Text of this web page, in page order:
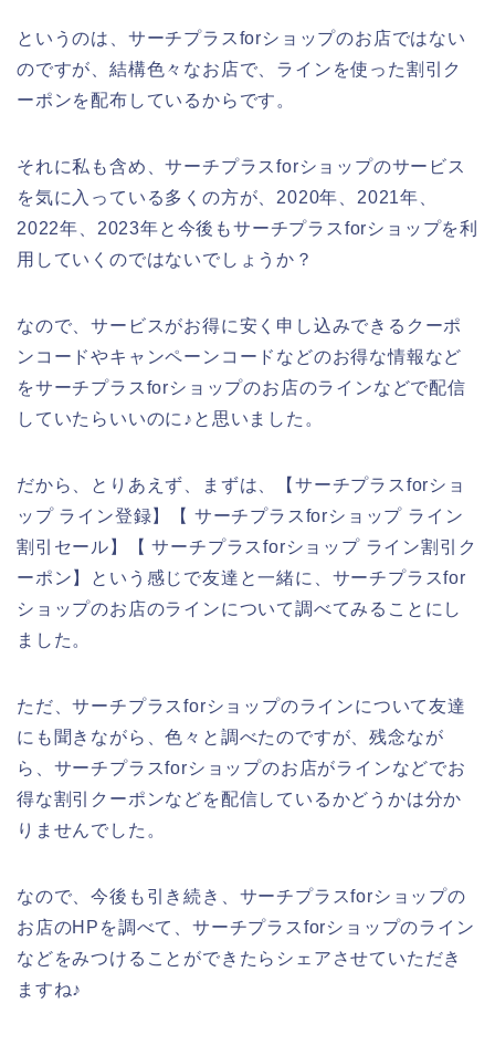
というのは、サーチプラスforショップのお店ではない
のですが、結構色々なお店で、ラインを使った割引ク
ーポンを配布しているからです。
それに私も含め、サーチプラスforショップのサービス
を気に入っている多くの方が、2020年、2021年、
2022年、2023年と今後もサーチプラスforショップを利
用していくのではないでしょうか？
なので、サービスがお得に安く申し込みできるクーポ
ンコードやキャンペーンコードなどのお得な情報など
をサーチプラスforショップのお店のラインなどで配信
していたらいいのに♪と思いました。
だから、とりあえず、まずは、【サーチプラスforショ
ップ ライン登録】【 サーチプラスforショップ ライン
割引セール】【 サーチプラスforショップ ライン割引ク
ーポン】という感じで友達と一緒に、サーチプラスfor
ショップのお店のラインについて調べてみることにし
ました。
ただ、サーチプラスforショップのラインについて友達
にも聞きながら、色々と調べたのですが、残念なが
ら、サーチプラスforショップのお店がラインなどでお
得な割引クーポンなどを配信しているかどうかは分か
りませんでした。
なので、今後も引き続き、サーチプラスforショップの
お店のHPを調べて、サーチプラスforショップのライン
などをみつけることができたらシェアさせていただき
ますね♪